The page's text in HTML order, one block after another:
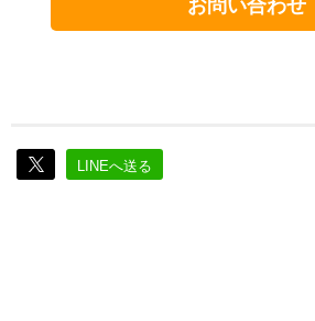
お問い合わせ
LINEへ送る